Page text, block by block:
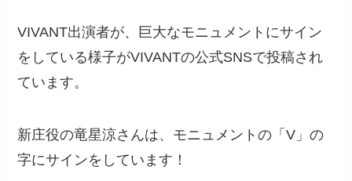
VIVANT出演者が、巨大なモニュメントにサイン
をしている様子がVIVANTの公式SNSで投稿され
ています。
新庄役の竜星涼さんは、モニュメントの「V」の
字にサインをしています！